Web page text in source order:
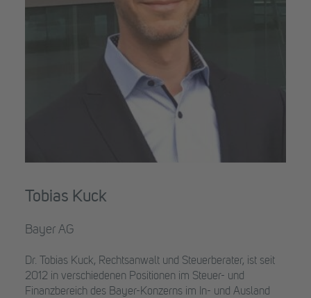
Tobias Kuck
Bayer AG
Dr. Tobias Kuck, Rechtsanwalt und Steuerberater, ist seit
2012 in verschiedenen Positionen im Steuer- und
Finanzbereich des Bayer-Konzerns im In- und Ausland